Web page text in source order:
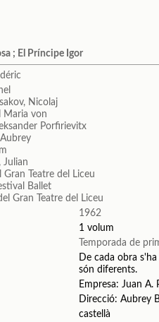
; El Príncipe Igor
Nicolaj
Maria von
Porfirievitx
Julian
Gran Teatre del Liceu
Ballet
Gran Teatre del Liceu
1962
1 volum
Temporada de
De cada obra
són diferents.
Empresa: Juan A.
Direcció: Aubrey
castellà